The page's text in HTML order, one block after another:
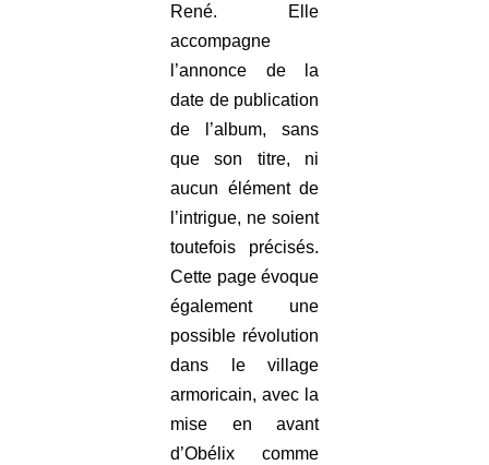
René. Elle
accompagne
l’annonce de la
date de publication
de l’album, sans
que son titre, ni
aucun élément de
l’intrigue, ne soient
toutefois précisés.
Cette page évoque
également une
possible révolution
dans le village
armoricain, avec la
mise en avant
d’Obélix comme